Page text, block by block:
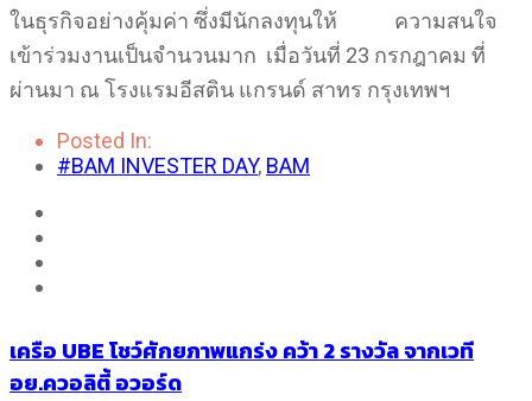
ในธุรกิจอย่างคุ้มค่า ซึ่งมีนักลงทุนให้ ความสนใจ
เข้าร่วมงานเป็นจำนวนมาก เมื่อวันที่ 23 กรกฎาคม ที่
ผ่านมา ณ โรงแรมอีสติน แกรนด์ สาทร กรุงเทพฯ
Posted In:
#BAM INVESTER DAY, BAM
เครือ UBE โชว์ศักยภาพแกร่ง คว้า 2 รางวัล จากเวที
อย.ควอลิตี้ อวอร์ด